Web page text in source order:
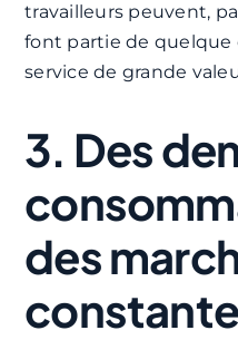
travailleurs peuvent,
font partie de quelque
service de grande
3. Des
des